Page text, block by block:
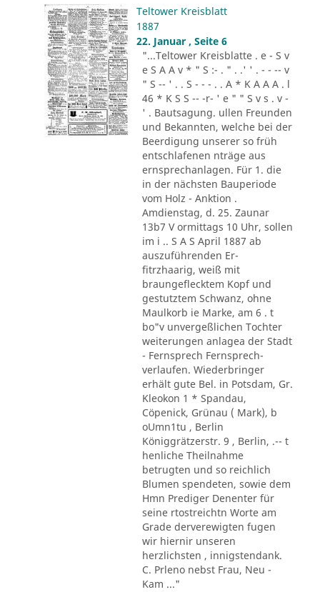
Teltower Kreisblatt
1887
22. Januar , Seite 6
"...Teltower Kreisblatte . e - S v
e S A A v * " S :- . " . .' ' . - - -- v
" S -- ' . . S - - - . . A * K A A A . l
46 * K S S -- -r- ' e " " S v s . v -
' . Bautsagung. ullen Freunden
und Bekannten, welche bei der
Beerdigung unserer so früh
entschlafenen nträge aus
ernsprechanlagen. Für 1. die
in der nächsten Bauperiode
vom Holz - Anktion .
Amdienstag, d. 25. Zaunar
13b7 V ormittags 10 Uhr, sollen
im i .. S A S April 1887 ab
auszuführenden Er-
fitrzhaarig, weiß mit
braungeflecktem Kopf und
gestutztem Schwanz, ohne
Maulkorb ie Marke, am 6 . t
bo"v unvergeßlichen Tochter
weiterungen anlagea der Stadt
- Fernsprech Fernsprech-
verlaufen. Wiederbringer
erhält gute Bel. in Potsdam, Gr.
Kleokon 1 * Spandau,
Cöpenick, Grünau ( Mark), b
oUmn1tu , Berlin
Königgrätzerstr. 9 , Berlin, .-- t
henliche Theilnahme
betrugten und so reichlich
Blumen spendeten, sowie dem
Hmn Prediger Denenter für
seine rtostreichtn Worte am
Grade derverewigten fugen
wir hiernir unseren
herzlichsten , innigstendank.
C. Prleno nebst Frau, Neu -
Kam ..."